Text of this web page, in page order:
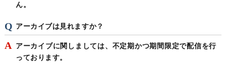
ん。
アーカイブは見れますか？
アーカイブに関しましては、不定期かつ期間限定で配信を行
っております。